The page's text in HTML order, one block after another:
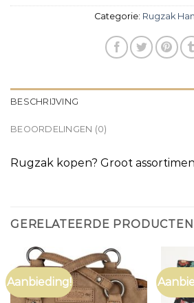
Categorie: Rugzak
BESCHRIJVING
BEOORDELINGEN (0)
Rugzak kopen? Groot
GERELATEERDE PRODUCTEN
Aanbieding!